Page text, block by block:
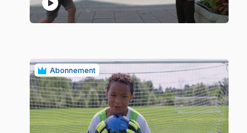
Abonnement